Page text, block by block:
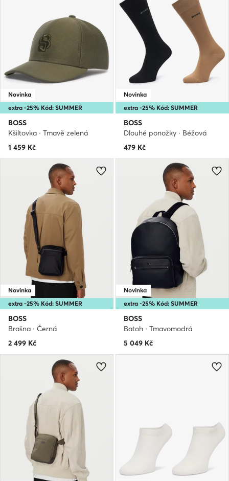
extra -25% Kód: SUMMER
Novinka
BOSS
Kšiltovka · Tmavě zelená
1 459 Kč
extra -25% Kód: SUMMER
Novinka
BOSS
Dlouhé ponožky · Béžová
479 Kč
extra -25% Kód: SUMMER
Novinka
BOSS
Brašna · Černá
2 499 Kč
extra -25% Kód: SUMMER
Novinka
BOSS
Batoh · Tmavomodrá
5 049 Kč